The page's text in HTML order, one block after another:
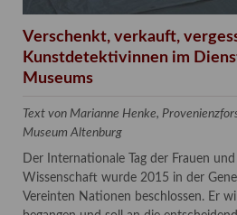
Verschenkt, verkauft,
Kunstdetektivinnen im
Museums
Text von Marianne Henke,
Museum Altenburg
Der Internationale Tag der Frauen
Wissenschaft wurde 2015 in der
Vereinten Nationen beschlossen. Er